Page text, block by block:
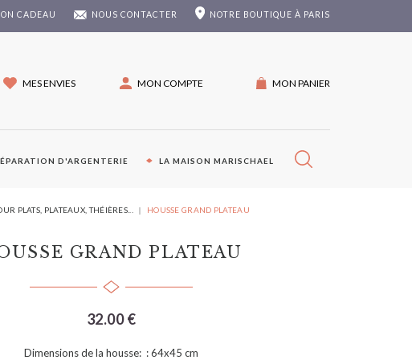
CADEAU NOUS CONTACTER NOTRE BOUTIQUE À PARIS
MES ENVIES MON COMPTE MON PANIER
D'ARGENTERIE LA MAISON MARISCHAEL
PLATS, PLATEAUX, THÉIÈRES... HOUSSE GRAND PLATEAU
GRAND PLATEAU
32.00 €
Dimensions de la housse: : 64x45 cm